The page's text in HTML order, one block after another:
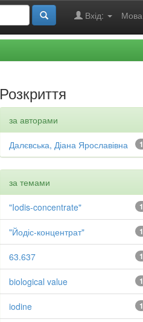
Мова
Вхід:
Розкриття
за авторами
1
Далєвська, Діана Ярославівна
за темами
1
"Iodis-concentrate"
1
"Йодіс-концентрат"
1
63.637
1
biological value
1
iodine